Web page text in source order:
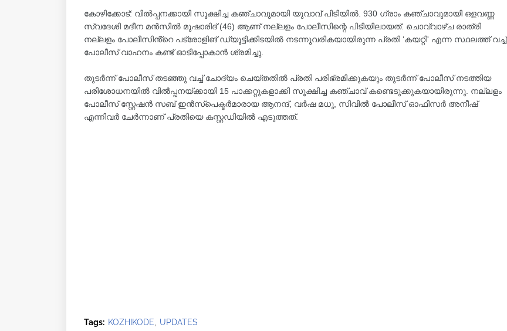
കോഴിക്കോട്: വിൽപ്പനക്കായി സൂക്ഷിച്ച കഞ്ചാവുമായി യുവാവ് പിടിയിൽ. 930 ഗ്രാം കഞ്ചാവുമായി ഒളവണ്ണ
സ്വദേശി മദീന മൻസിൽ മുഷാരിദ് (46) ആണ് നല്ലളം പോലീസിന്റെ പിടിയിലായത്. ചൊവ്വാഴ്ച രാത്രി
നല്ലളം പോലീസിൻ്റെ പട്രോളിങ് ഡ്യൂട്ടിക്കിടയിൽ നടന്നുവരികയായിരുന്ന പ്രതി ‘കയറ്റി' എന്ന സ്ഥലത്ത് വച്ച്
പോലീസ് വാഹനം കണ്ട് ഓടിപ്പോകാൻ ശ്രമിച്ചു.
തുടർന്ന് പോലീസ് തടഞ്ഞു വച്ച് ചോദ്യം ചെയ്തതിൽ പ്രതി പരിഭ്രമിക്കുകയും തുടർന്ന് പോലീസ് നടത്തിയ
പരിശോധനയിൽ വിൽപ്പനയ്ക്കായി 15 പാക്കറ്റുകളാക്കി സൂക്ഷിച്ച കഞ്ചാവ് കണ്ടെടുക്കുകയായിരുന്നു. നല്ലളം
പോലീസ് സ്റ്റേഷൻ സബ് ഇൻസ്പെക്ടർമാരായ ആനന്ദ്, വർഷ മധു, സിവിൽ പോലീസ് ഓഫിസർ അനീഷ്
എന്നിവർ ചേർന്നാണ് പ്രതിയെ കസ്റ്റഡിയിൽ എടുത്തത്.
Tags: KOZHIKODE UPDATES